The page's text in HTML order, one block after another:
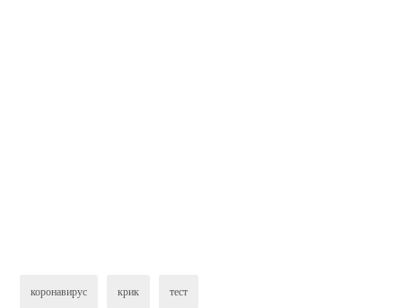
коронавирус крик тест